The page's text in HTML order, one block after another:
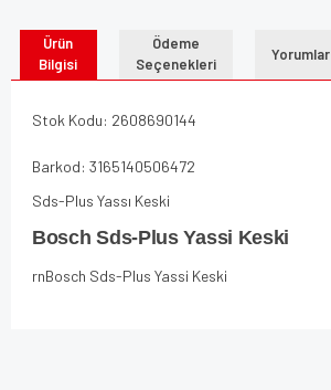
Ürün
Bilgisi
Ödeme
Seçenekleri
Yorumlar
Stok Kodu: 2608690144
Barkod: 3165140506472
Sds-Plus Yassı Keski
Bosch Sds-Plus Yassi Keski
rnBosch Sds-Plus Yassi Keski